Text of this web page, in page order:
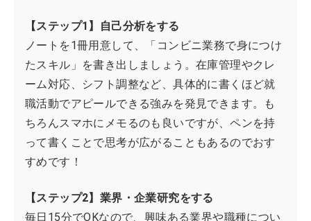
【ステップ1】自己分析をする
ノートを1冊用意して、「コンビニ業務で身につけ
たスキル」を書き出しましょう。在庫管理やクレ
ーム対応、シフト調整など、具体的に書くほど就
職活動でアピールできる強みを発見できます。も
ちろんスマホにメモるのも良いですが、ペンを持
って書くことで思考が広がることもあるのでおす
すめです！
【ステップ2】業界・企業研究をする
毎日15分でOKなので、興味ある業界や職種につい